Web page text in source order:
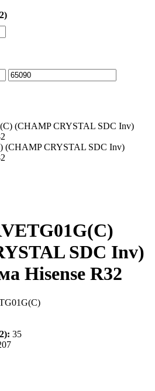
(СHAMP CRYSTAL SDC Inv)
SDC Inv)
Hisense R32
35